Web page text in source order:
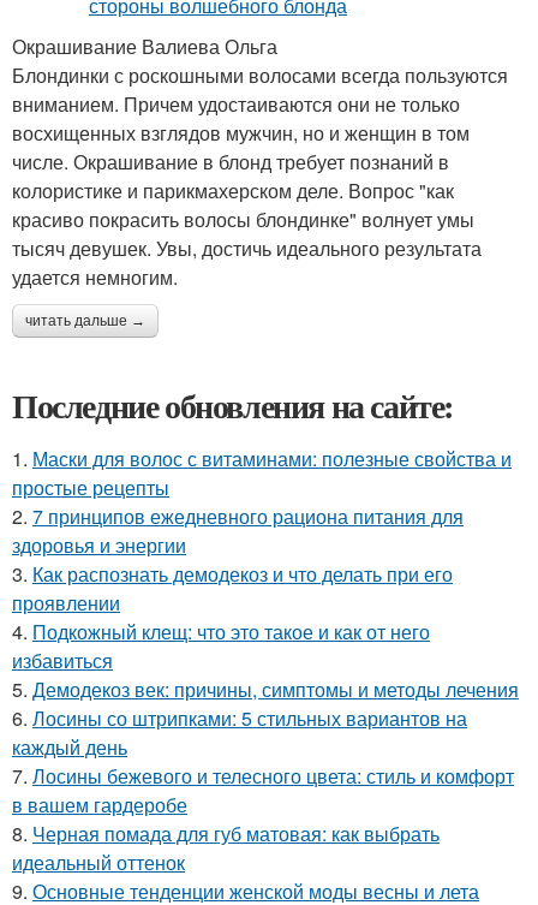
Окрашивание Валиева Ольга
Блондинки с роскошными волосами всегда пользуются
вниманием. Причем удостаиваются они не только
восхищенных взглядов мужчин, но и женщин в том
числе. Окрашивание в блонд требует познаний в
колористике и парикмахерском деле. Вопрос "как
красиво покрасить волосы блондинке" волнует умы
тысяч девушек. Увы, достичь идеального результата
удается немногим.
читать дальше →
Последние обновления на сайте:
1. Маски для волос с витаминами: полезные свойства и
простые рецепты
2. 7 принципов ежедневного рациона питания для
здоровья и энергии
3. Как распознать демодекоз и что делать при его
проявлении
4. Подкожный клещ: что это такое и как от него
избавиться
5. Демодекоз век: причины, симптомы и методы лечения
6. Лосины со штрипками: 5 стильных вариантов на
каждый день
7. Лосины бежевого и телесного цвета: стиль и комфорт
в вашем гардеробе
8. Черная помада для губ матовая: как выбрать
идеальный оттенок
9. Основные тенденции женской моды весны и лета